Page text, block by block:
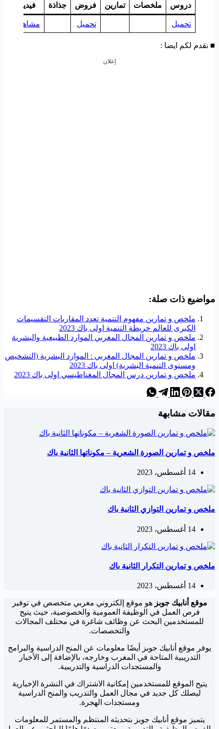
دروس ملخصات تمارين فروض جذاذة فيديو
تحميل تحميل مشاهدة
■ نقدم لكم ايضا :
إعلان
مواضيع ذات صلة:
ملخص و تمارين مفهوم التنمية تعدد المقاربات التقسيمات
الكبرى للعالم خريطة التنمية اولى باك 2023
ملخص و تمارين المجال المغربي الموارد الطبيعية والبشرية
اولى باك 2023
ملخص و تمارين المجال المغربي : الموارد البشرية (التشخيص
ومستوى التنمية البشرية) اولى باك 2023
ملخص و تمارين درس المجال المغناطيسي اولى باك 2023
مقالات مشابهة
ملخص و تمارين الصورة الشعرية – مكوناتها الثانية باك
14 أغسطس، 2023
ملخص و تمارين التوازي الثانية باك
14 أغسطس، 2023
ملخص و تمارين التكرار الثانية باك
14 أغسطس، 2023
موقع أنابيك جوبزهو موقع إلكتروني مغربي متخصص في توفير
فرص العمل في الوظيفة العمومية والخصوصية، حيث يتيح
للمستخدمين البحث عن وظائف شاغرة في مختلف المجالات
والتخصصات.
يوفر موقع أنابيك جوبز أيضًا معلومات عن المنح الدراسية والبرامج
التدريبية المتاحة في المغرب وخارجه، بالإضافة إلى الأخبار
والمستجدات الدراسية والتدريبية.
يتيح الموقع للمستخدمين إمكانية الاشتراك في النشرة الإخبارية
ليصلك كل جديد في مجال العمل والتدريب والمنح الدراسية
ومستجدات الهجرة.
يتميز موقع أنابيك جوبز بتحديثه المنتظم والمستمر للمعلومات